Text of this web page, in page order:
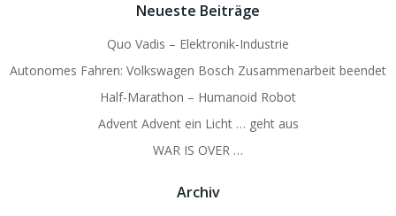
Neueste Beiträge
Quo Vadis – Elektronik-Industrie
Autonomes Fahren: Volkswagen Bosch Zusammenarbeit beendet
Half-Marathon – Humanoid Robot
Advent Advent ein Licht … geht aus
WAR IS OVER …
Archiv